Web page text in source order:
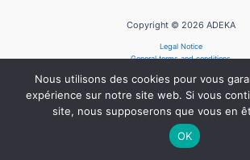
Copyright © 2026 ADEKA
Legal Notice
General terms and conditions
Cookie Policy
Nous utilisons des cookies pour vous
expérience sur notre site web. Si vous
site, nous supposerons que vous en
OK